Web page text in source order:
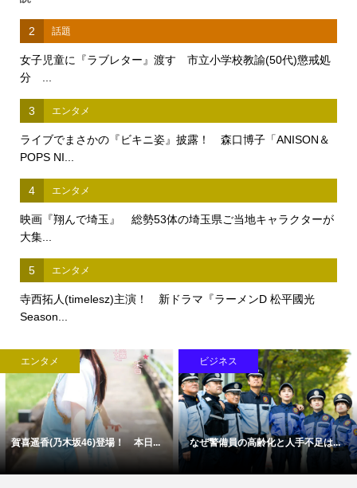
2 話題
女子児童に『ラブレター』渡す 市立小学校教諭(50代)懲戒処
分 ...
3 エンタメ
ライブでまさかの『ビキニ姿』披露！ 森口博子「ANISON＆
POPS NI...
4 エンタメ
映画『翔んで埼玉』 総勢53体の埼玉県ご当地キャラクターが
大集...
5 エンタメ
寺西拓人(timelesz)主演！ 新ドラマ『ラーメンD 松平國光
Season...
エンタメ
賀喜遥香(乃木坂46)登場！ 本日...
ビジネス
なぜ警備員の高齢化と人手不足は...